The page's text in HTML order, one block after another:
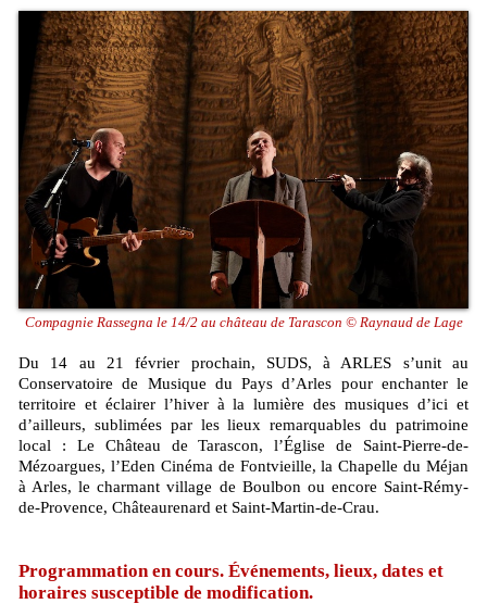
Compagnie Rassegna le 14/2 au château de Tarascon © Raynaud de Lage
Du 14 au 21 février prochain, SUDS, à ARLES s’unit au
Conservatoire de Musique du Pays d’Arles pour enchanter le
territoire et éclairer l’hiver à la lumière des musiques d’ici et
d’ailleurs, sublimées par les lieux remarquables du patrimoine
local : Le Château de Tarascon, l’Église de Saint-Pierre-de-
Mézoargues, l’Eden Cinéma de Fontvieille, la Chapelle du Méjan
à Arles, le charmant village de Boulbon ou encore Saint-Rémy-
de-Provence, Châteaurenard et Saint-Martin-de-Crau.
Programmation en cours. Événements, lieux, dates et
horaires susceptible de modification.